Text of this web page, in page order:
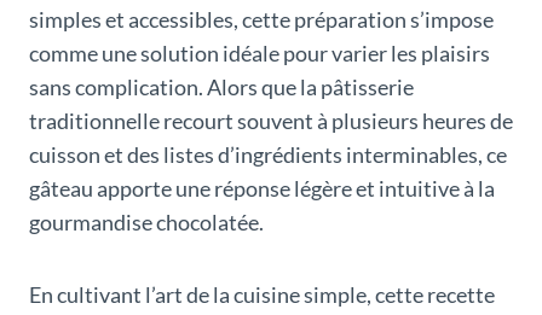
simples et accessibles, cette préparation s’impose
comme une solution idéale pour varier les plaisirs
sans complication. Alors que la pâtisserie
traditionnelle recourt souvent à plusieurs heures de
cuisson et des listes d’ingrédients interminables, ce
gâteau apporte une réponse légère et intuitive à la
gourmandise chocolatée.
En cultivant l’art de la cuisine simple, cette recette